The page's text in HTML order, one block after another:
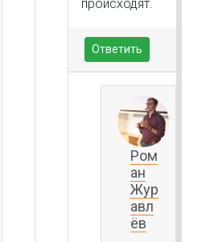
происходят.
Ответить
Ром
ан
Жур
авл
ёв